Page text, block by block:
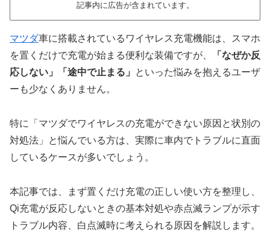
記事内に広告が含まれています。
マツダ車に搭載されているワイヤレス充電機能は、スマホ
を置くだけで充電が始まる便利な装備ですが、
「なぜか反
応しない」「途中で止まる」
といった悩みを抱えるユーザ
ーも少なくありません。
特に「マツダでワイヤレスの充電ができない原因と状別の
対処法」と悩んでいる方は、実際に車内でトラブルに直面
しているケースが多いでしょう。
本記事では、まず置くだけ充電の正しい使い方を整理し、
Qi充電が反応しないときの基本対処や赤点滅ランプが示す
トラブル内容、白点滅時に考えられる原因を解説します。